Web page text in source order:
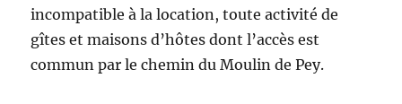
incompatible à la location, toute activité de
gîtes et maisons d’hôtes dont l’accès est
commun par le chemin du Moulin de Pey.